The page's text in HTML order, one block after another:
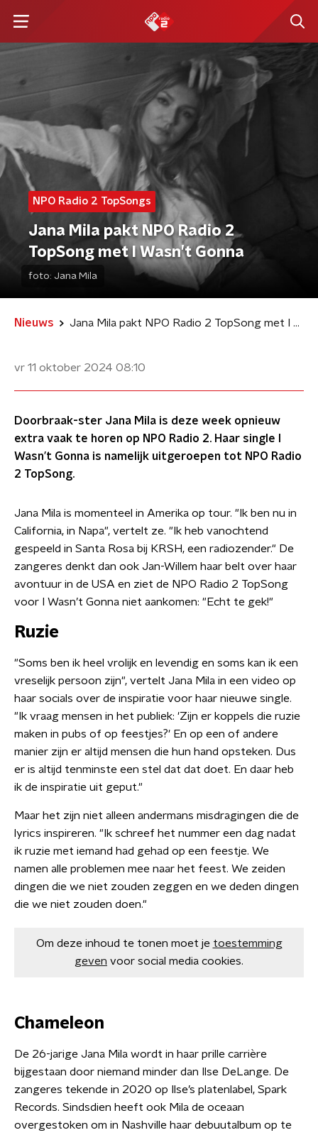
NPO Radio 2 TopSongs
Jana Mila pakt NPO Radio 2
TopSong met I Wasn’t Gonna
foto: Jana Mila
Nieuws Jana Mila pakt NPO Radio 2 TopSong met I Wasn’t Gonna
vr 11 oktober 2024 08:10
Doorbraak-ster Jana Mila is deze week opnieuw
extra vaak te horen op NPO Radio 2. Haar single I
Wasn’t Gonna is namelijk uitgeroepen tot NPO Radio
2 TopSong.
Jana Mila is momenteel in Amerika op tour. "Ik ben nu in
California, in Napa", vertelt ze. "Ik heb vanochtend
gespeeld in Santa Rosa bij KRSH, een radiozender." De
zangeres denkt dan ook Jan-Willem haar belt over haar
avontuur in de USA en ziet de NPO Radio 2 TopSong
voor I Wasn’t Gonna niet aankomen: "Echt te gek!"
Ruzie
"Soms ben ik heel vrolijk en levendig en soms kan ik een
vreselijk persoon zijn", vertelt Jana Mila in een video op
haar socials over de inspiratie voor haar nieuwe single.
"Ik vraag mensen in het publiek: 'Zijn er koppels die ruzie
maken in pubs of op feestjes?' En op een of andere
manier zijn er altijd mensen die hun hand opsteken. Dus
er is altijd tenminste een stel dat dat doet. En daar heb
ik de inspiratie uit geput."
Maar het zijn niet alleen andermans misdragingen die de
lyrics inspireren. "Ik schreef het nummer een dag nadat
ik ruzie met iemand had gehad op een feestje. We
namen alle problemen mee naar het feest. We zeiden
dingen die we niet zouden zeggen en we deden dingen
die we niet zouden doen."
Om deze inhoud te tonen moet je toestemming
geven voor social media cookies.
Chameleon
De 26-jarige Jana Mila wordt in haar prille carrière
bijgestaan door niemand minder dan Ilse DeLange. De
zangeres tekende in 2020 op Ilse’s platenlabel, Spark
Records. Sindsdien heeft ook Mila de oceaan
overgestoken om in Nashville haar debuutalbum op te